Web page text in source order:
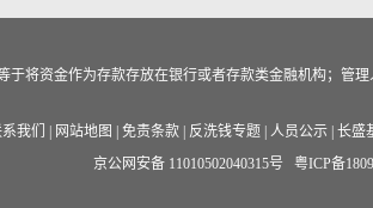
于将资金作为存款存放在银行或者存款类金融机构；管
我们 网站地图 免责条款 反洗钱专题 人员公示 长盛
京公网安备 11010502040315号
粤ICP备